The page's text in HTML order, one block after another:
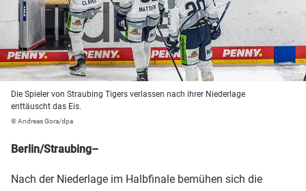
Die Spieler von Straubing Tigers verlassen nach ihrer Niederlage
enttäuscht das Eis.
© Andreas Gora/dpa
Berlin/Straubing–
Nach der Niederlage im Halbfinale bemühen sich die